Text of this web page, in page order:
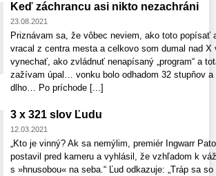
Keď záchrancu asi nikto nezachráni
23.08.2021
Priznávam sa, že vôbec neviem, ako toto
vracal z centra mesta a celkovo som dumal nad
vynechať, ako zvládnuť nenapísaný „program“ a
zažívam úpal… vonku bolo odhadom 32 stupňov
dlho… Po príchode [...]
3 x 321 slov Ľudu
12.03.2021
„Kto je vinný? Ak sa nemýlim, premiér Ingwarr
postavil pred kameru a vyhlásil, že vzhľadom k
s »hnusobou« na seba.“ Ľud odkazuje: „Tráp sa